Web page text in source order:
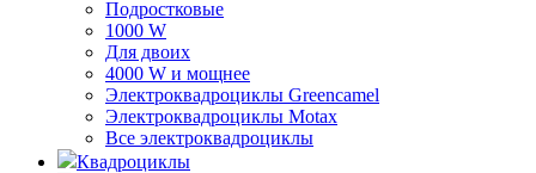
Подростковые
1000 W
Для двоих
4000 W и мощнее
Электроквадроциклы Greencamel
Электроквадроциклы Motax
Все электроквадроциклы
Квадроциклы